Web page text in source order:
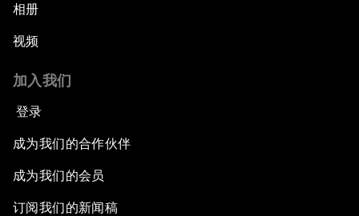
相册
视频
加入我们
登录
成为我们的合作伙伴
成为我们的会员
订阅我们的新闻稿